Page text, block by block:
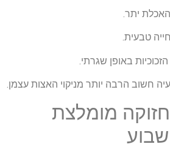
יתר.
טבעית.
באופן שגרתי.
חשוב הרבה יותר מניקוי האצות עצמן.
מומלצת